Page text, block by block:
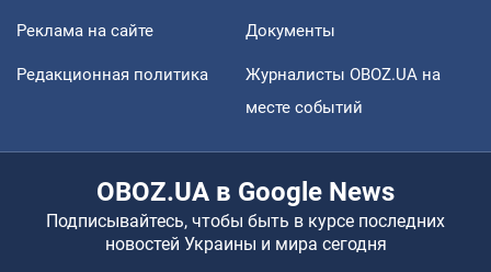
Реклама на сайте Документы
Редакционная политика
Журналисты OBOZ.UA на
месте событий
OBOZ.UA в Google News
Подписывайтесь, чтобы быть в курсе последних
новостей Украины и мира сегодня